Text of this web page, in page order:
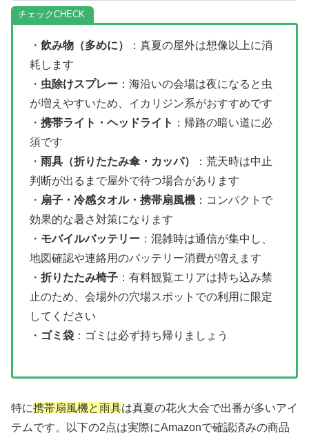
チェック
・ 飲み物（多めに）
：真夏の屋外は想像以上に消
耗します
・ 虫除けスプレー ：海沿いの会場は夜になると虫
が増えやすいため、イカリジン系がおすすめです
・ 携帯ライト・ヘッドライト ：帰路の暗い道に必
須です
・ 雨具（折りたたみ傘・カッパ）
：荒天時は中止
判断が出るまで屋外で待つ場合があります
・ 扇子・冷感タオル・携帯扇風機 ：コンパクトで
効果的な暑さ対策になります
・ モバイルバッテリー ：混雑時は通信が集中し、
地図確認や連絡用のバッテリー消費が増えます
・ 折りたたみ椅子 ：有料観覧エリアは持ち込み禁
止のため、会場外の穴場スポットでの利用に限定
してください
・ ゴミ袋 ：ゴミは必ず持ち帰りましょう
特に携帯扇風機と雨具は真夏の花火大会で出番が多いアイ
テムです。以下の2点は実際にAmazonで確認済みの商品